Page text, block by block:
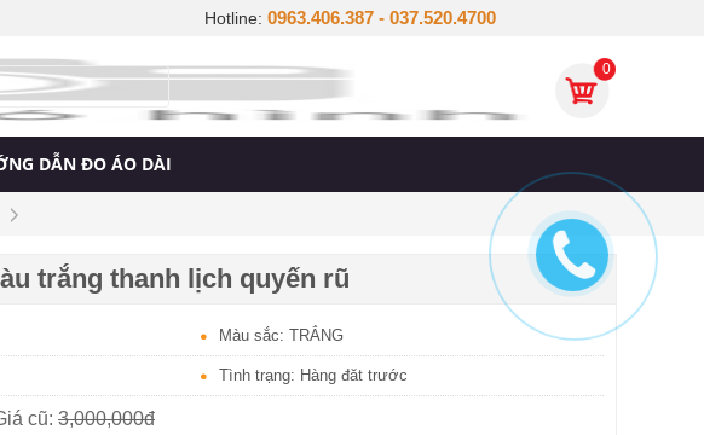
0
DẪN ĐO ÁO DÀI
trắng thanh lịch quyến rũ
Màu sắc: TRẮNG
Tình trạng: Hàng đăt trước
cũ: 3,000,000đ
Hotline: 0963.406.387 - 037.520.4700